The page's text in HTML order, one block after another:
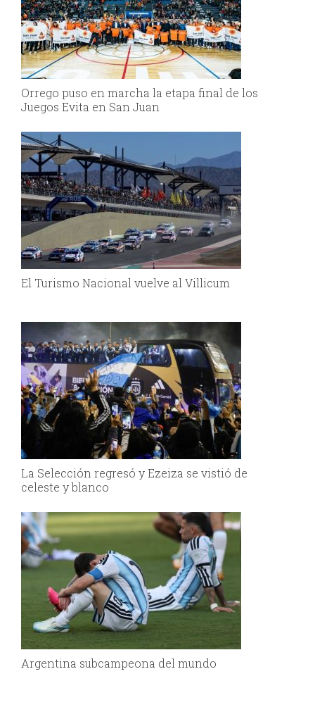
Orrego puso en marcha la etapa final de los
Juegos Evita en San Juan
El Turismo Nacional vuelve al Villicum
La Selección regresó y Ezeiza se vistió de
celeste y blanco
Argentina subcampeona del mundo